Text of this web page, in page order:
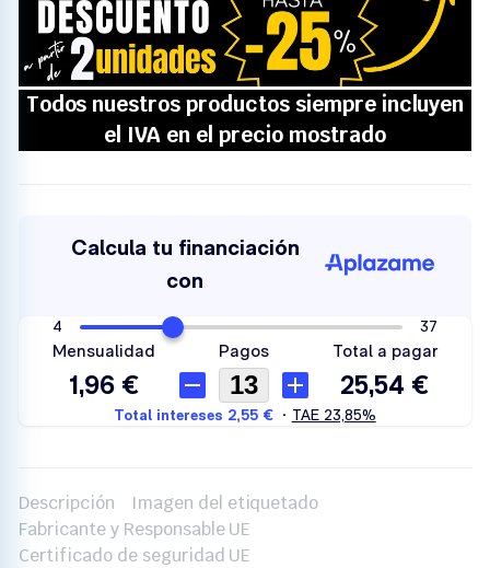
Descripción
Imagen del etiquetado
Fabricante y Responsable UE
Certificado de seguridad UE